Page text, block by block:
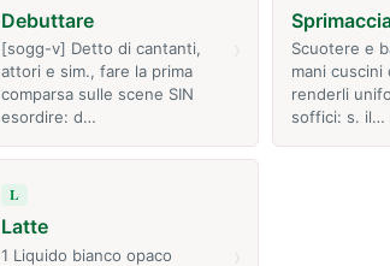
Debuttare
[sogg-v] Detto di cantanti,
attori e sim., fare la prima
comparsa sulle scene SIN
esordire: d…
Scuotere e
mani cuscini
renderli
soffici: s. il…
L
Latte
1 Liquido bianco opaco